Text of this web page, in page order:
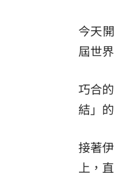
今天
屆世
巧合
結」
接著
上，